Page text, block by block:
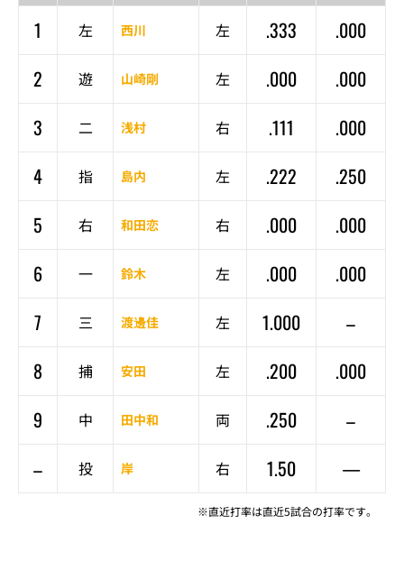
1 左 西川 左 .333
.000
2
遊 山崎剛 左 .000
.000
3
二 浅村 右 .111
.000
4
指 島内 左 .222
.250
5
右 和田恋 右 .000
.000
6
一 鈴木 左 .000
.000
7
三 渡邊佳 左 1.000
–
8
捕 安田 左 .200
.000
9
中 田中和 両 .250
–
–
投 岸 右 1.50 —
※直近打率は直近5試合の打率です。